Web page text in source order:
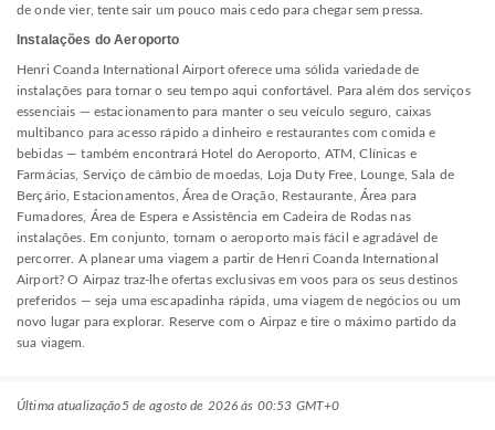
de onde vier, tente sair um pouco mais cedo para chegar sem pressa.
Instalações do Aeroporto
Henri Coanda International Airport oferece uma sólida variedade de
instalações para tornar o seu tempo aqui confortável. Para além dos serviços
essenciais — estacionamento para manter o seu veículo seguro, caixas
multibanco para acesso rápido a dinheiro e restaurantes com comida e
bebidas — também encontrará Hotel do Aeroporto, ATM, Clínicas e
Farmácias, Serviço de câmbio de moedas, Loja Duty Free, Lounge, Sala de
Berçário, Estacionamentos, Área de Oração, Restaurante, Área para
Fumadores, Área de Espera e Assistência em Cadeira de Rodas nas
instalações. Em conjunto, tornam o aeroporto mais fácil e agradável de
percorrer. A planear uma viagem a partir de Henri Coanda International
Airport? O Airpaz traz-lhe ofertas exclusivas em voos para os seus destinos
preferidos — seja uma escapadinha rápida, uma viagem de negócios ou um
novo lugar para explorar. Reserve com o Airpaz e tire o máximo partido da
sua viagem.
Última atualização5 de agosto de 2026 às 00:53 GMT+0